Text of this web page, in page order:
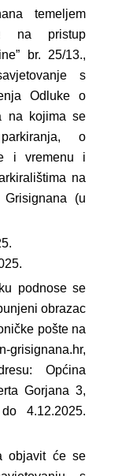
temeljem
na pristup
br. 25/13.,
s
Odluke o
na kojima se
o
i vremenu i
na
(u
podnose se
obrazac
pošte na
grisignana.hr,
Općina
Gorjana 3,
4.12.2025.
objavit će se